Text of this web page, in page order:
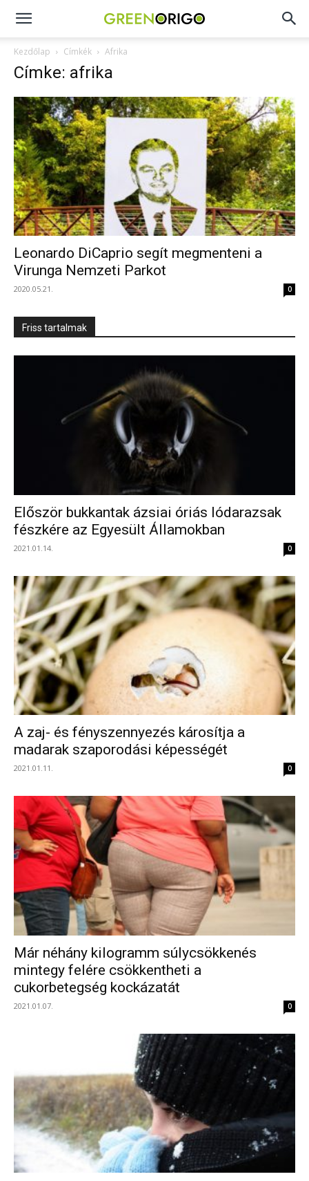
Green
Origo
portál
Kezdőlap Címkék Afrika
Címke: afrika
Leonardo DiCaprio segít megmenteni a
Virunga Nemzeti Parkot
2020.05.21. 0
Friss tartalmak
Először bukkantak ázsiai óriás lódarazsak
fészkére az Egyesült Államokban
2021.01.14. 0
A zaj- és fényszennyezés károsítja a
madarak szaporodási képességét
2021.01.11. 0
Már néhány kilogramm súlycsökkenés
mintegy felére csökkentheti a
cukorbetegség kockázatát
2021.01.07. 0